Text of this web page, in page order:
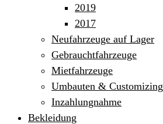
2019
2017
Neufahrzeuge auf Lager
Gebrauchtfahrzeuge
Mietfahrzeuge
Umbauten & Customizing
Inzahlungnahme
Bekleidung